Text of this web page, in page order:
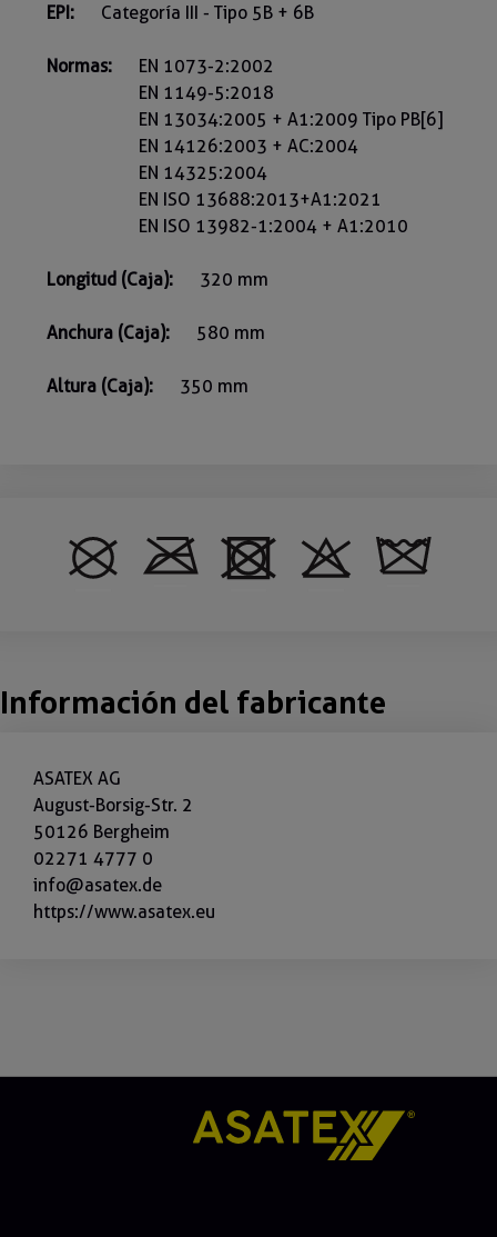
EPI: Categoría III - Tipo 5B + 6B
Normas:
EN 1073-2:2002
EN 1149-5:2018
EN 13034:2005 + A1:2009 Tipo PB[6]
EN 14126:2003 + AC:2004
EN 14325:2004
EN ISO 13688:2013+A1:2021
EN ISO 13982-1:2004 + A1:2010
Longitud (Caja): 320 mm
Anchura (Caja): 580 mm
Altura (Caja): 350 mm
Información del fabricante
ASATEX AG
August-Borsig-Str. 2
50126 Bergheim
02271 4777 0
info@asatex.de
https://www.asatex.eu